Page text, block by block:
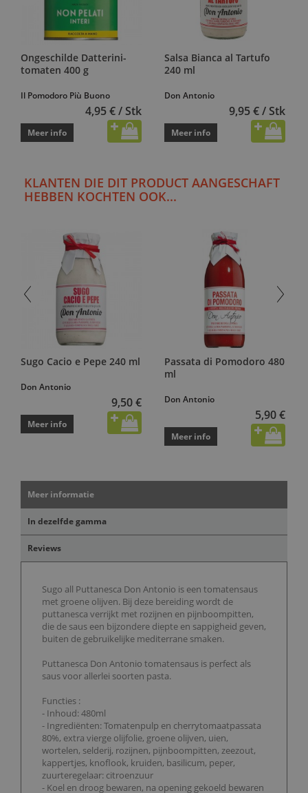
Ongeschilde Datterini-
tomaten 400 g
Il Pomodoro Più Buono
4,95 € / Stk
Meer info
Salsa Bianca al Tartufo
240 ml
Don Antonio
9,95 € / Stk
Meer info
KLANTEN DIE DIT PRODUCT AANGESCHAFT
HEBBEN KOCHTEN OOK...
Sugo Cacio e Pepe 240 ml
Don Antonio
9,50 €
Meer info
Passata di Pomodoro 480
ml
Don Antonio
5,90 €
Meer info
Meer informatie
In dezelfde gamma
Reviews
Sugo all Puttanesca Don Antonio is een tomatensaus
met groene olijven. Bij deze bereiding wordt de
puttanesca verrijkt met rozijnen en pijnboompitten,
die de saus een bijzondere diepte en sappigheid geven,
buiten de gebruikelijke mediterrane smaken.
Puttanesca Don Antonio tomatensaus is perfect als
saus voor allerlei soorten pasta.
Functies :
- Inhoud: 480ml
- Ingrediënten: Tomatenpulp en cherrytomaatpassata
80%, extra vierge olijfolie, groene olijven, uien,
wortelen, selderij, rozijnen, pijnboompitten, zeezout,
kappertjes, knoflook, kruiden, basilicum, peper,
zuurteregelaar: citroenzuur
- Koel en droog bewaren, na opening gekoeld bewaren